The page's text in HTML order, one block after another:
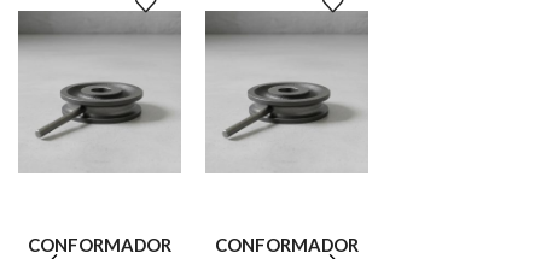
CONFORMADOR
CONFORMADOR